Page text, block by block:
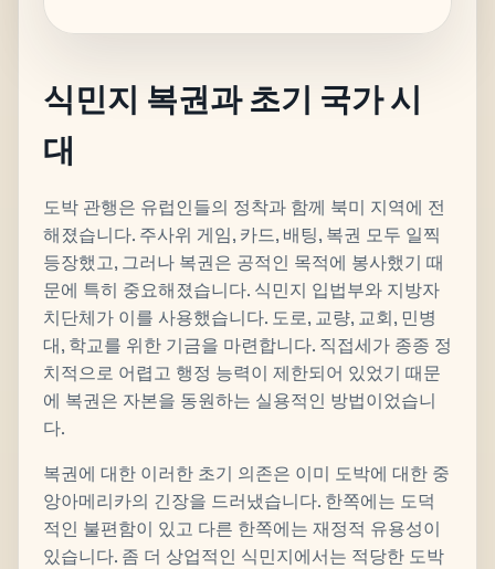
식민지 복권과 초기 국가 시
대
도박 관행은 유럽인들의 정착과 함께 북미 지역에 전
해졌습니다. 주사위 게임, 카드, 배팅, 복권 모두 일찍
등장했고, 그러나 복권은 공적인 목적에 봉사했기 때
문에 특히 중요해졌습니다. 식민지 입법부와 지방자
치단체가 이를 사용했습니다. 도로, 교량, 교회, 민병
대, 학교를 위한 기금을 마련합니다. 직접세가 종종 정
치적으로 어렵고 행정 능력이 제한되어 있었기 때문
에 복권은 자본을 동원하는 실용적인 방법이었습니
다.
복권에 대한 이러한 초기 의존은 이미 도박에 대한 중
앙아메리카의 긴장을 드러냈습니다. 한쪽에는 도덕
적인 불편함이 있고 다른 한쪽에는 재정적 유용성이
있습니다. 좀 더 상업적인 식민지에서는 적당한 도박